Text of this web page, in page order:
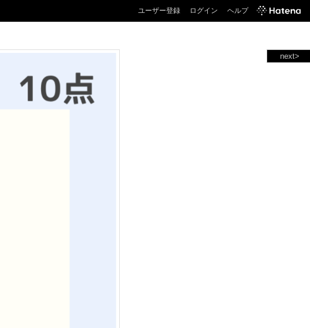
ユーザー登録 ログイン ヘルプ
next>